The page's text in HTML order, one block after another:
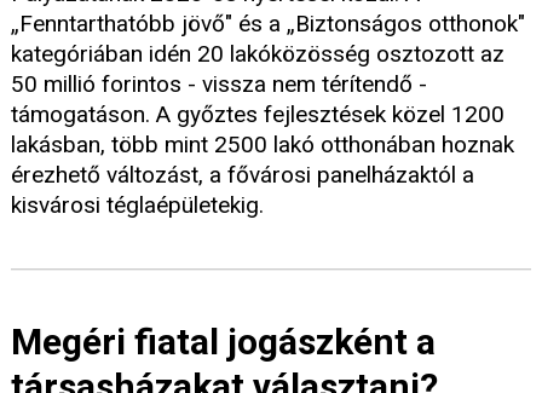
„Fenntarthatóbb jövő" és a „Biztonságos otthonok"
kategóriában idén 20 lakóközösség osztozott az
50 millió forintos - vissza nem térítendő -
támogatáson. A győztes fejlesztések közel 1200
lakásban, több mint 2500 lakó otthonában hoznak
érezhető változást, a fővárosi panelházaktól a
kisvárosi téglaépületekig.
Megéri fiatal jogászként a